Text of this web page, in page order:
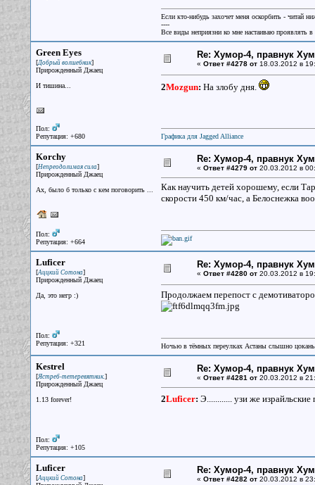
Если кто-нибудь захочет меня оскорбить - читай
----
Все виды неприязни ко мне настаиваю проявлять
Green Eyes
[Добрый волшебник]
Прирожденный Джаец
И тишина...
Пол:
Репутация: +680
Re: Хумор-4, правнук
« Ответ #4278 от18.03.2012 в
2Mozgun: На злобу дня.
Графика для Jagged Alliance
Korchy
[Непреодолимая сила]
Прирожденный Джаец
Ах, было б только с кем поговорить ...
Пол:
Репутация: +664
Re: Хумор-4, правнук
« Ответ #4279 от20.03.2012 в
Как научить детей хорошему, если
скорости 450 км/час, а Белоснежка
Luficer
[Аццкий Сотона]
Прирожденный Джаец
Да, это негр :)
Пол:
Репутация: +321
Re: Хумор-4, правнук
« Ответ #4280 от20.03.2012 в
Продолжаем перепост с
Ночью в тёмных переулках Астаны слышно
Kestrel
[Ястреб-тетеревятник.]
Прирожденный Джаец
1.13 forever!
Пол:
Репутация: +105
Re: Хумор-4, правнук
« Ответ #4281 от20.03.2012 в
2Luficer: Э............ узи же
Luficer
[Аццкий Сотона]
Re: Хумор-4, правнук
« Ответ #4282 от20.03.2012 в